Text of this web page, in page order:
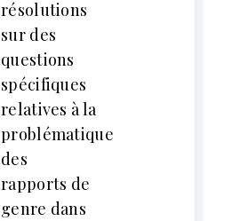
résolutions
sur des
questions
spécifiques
relatives à la
problématique
des
rapports de
genre dans